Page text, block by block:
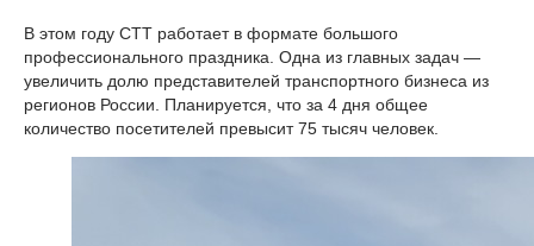
В этом году CTT работает в формате большого
профессионального праздника. Одна из главных задач —
увеличить долю представителей транспортного бизнеса из
регионов России. Планируется, что за 4 дня общее
количество посетителей превысит 75 тысяч человек.